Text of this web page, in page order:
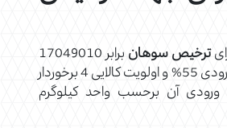
ترخیص سوهان
برابر 17049010
است که از حقوق ورودی 55% و اولویت کالایی 4 برخوردار
آن برحسب واحد کیلوگرم